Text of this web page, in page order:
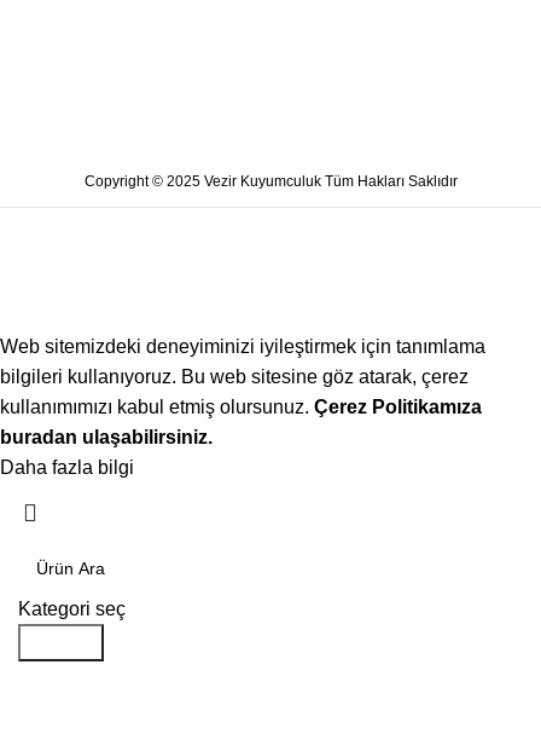
Copyright © 2025 Vezir Kuyumculuk Tüm Hakları Saklıdır
Web sitemizdeki deneyiminizi iyileştirmek için tanımlama
bilgileri kullanıyoruz. Bu web sitesine göz atarak, çerez
kullanımımızı kabul etmiş olursunuz. Çerez Politikamıza
buradan ulaşabilirsiniz.
Daha fazla bilgi
Kategori seç